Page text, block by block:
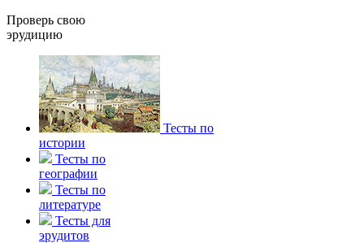
Проверь свою
эрудицию
Тесты по
истории
Тесты по
географии
Тесты по
литературе
Тесты для
эрудитов